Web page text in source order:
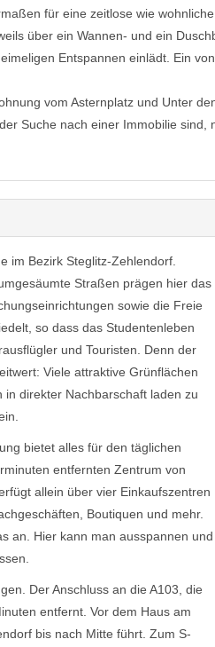
für eine zeitlose wie
über ein Wannen- und ein
Entspannen einlädt. Ein
vom Asternplatz und Unter
Suche nach einer Immobilie
im Bezirk Steglitz-Zehlendorf.
Straßen prägen hier das
sowie die Freie
so dass das Studentenleben
und Touristen. Denn der
Viele attraktive Grünflächen
direkter Nachbarschaft laden zu
bietet alles für den täglichen
entfernten Zentrum von
allein über vier Einkaufszentren
Boutiquen und mehr.
an. Hier kann man ausspannen und
Der Anschluss an die A103, die
entfernt. Vor dem Haus am
bis nach Mitte führt. Zum S-